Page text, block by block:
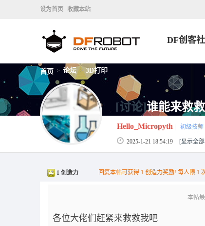
设为首页 收藏本站
DF创客
首页 > 论坛 > 3D打印
[讨论]谁能来救
Hello_Micropyth 初级技师
2025-1-21 18:54:19 [显示全
1 创造力 回复本帖可获得 1 创造力奖励! 每人限 1
本帖
各位大佬们赶紧来救救我吧